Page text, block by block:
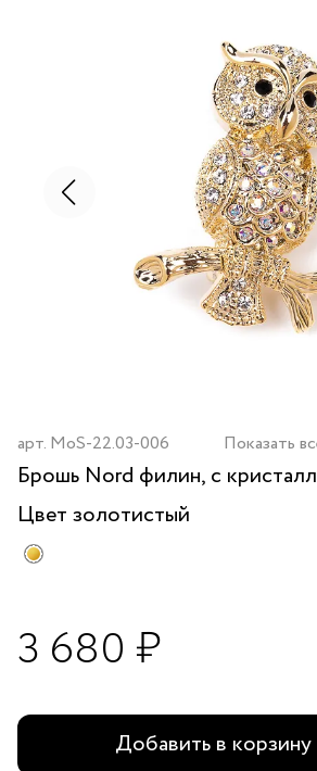
арт. MoS-22.03-006 Показать
Брошь Nord филин, с
Цвет золотистый
3 680 ₽
Добавить в корзину